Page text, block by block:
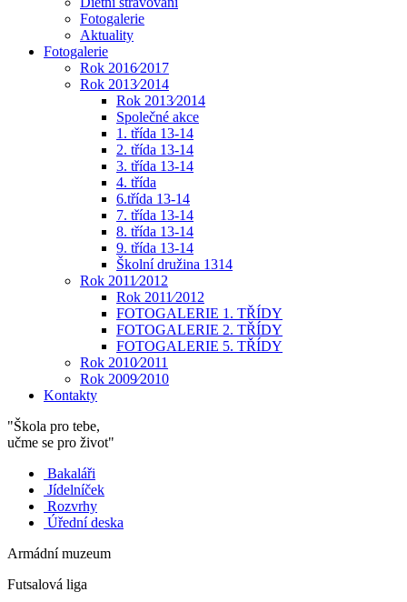
Fotogalerie
Aktuality
Fotogalerie
Rok 2016⁄2017
Rok 2013⁄2014
Rok 2013⁄2014
Společné akce
1. třída 13-14
2. třída 13-14
3. třída 13-14
4. třída
6.třída 13-14
7. třída 13-14
8. třída 13-14
9. třída 13-14
Školní družina 1314
Rok 2011⁄2012
Rok 2011⁄2012
FOTOGALERIE 1. TŘÍDY
FOTOGALERIE 2. TŘÍDY
FOTOGALERIE 5. TŘÍDY
Rok 2010⁄2011
Rok 2009⁄2010
Kontakty
"Škola pro tebe,
učme se pro život"
Bakaláři
Jídelníček
Rozvrhy
Úřední deska
Armádní muzeum
Futsalová liga